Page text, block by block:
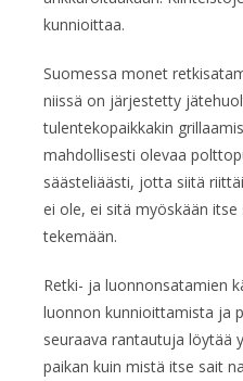
kunnioittaa.
Suomessa monet
niissä on järjestetty
tulentekopaikkakin
mahdollisesti olevaa
säästeliäästi, jotta siitä
ei ole, ei sitä myöskään
tekemään.
Retki- ja luonnonsatamien
luonnon kunnioittamista ja
seuraava rantautuja löytää
paikan kuin mistä itse sait